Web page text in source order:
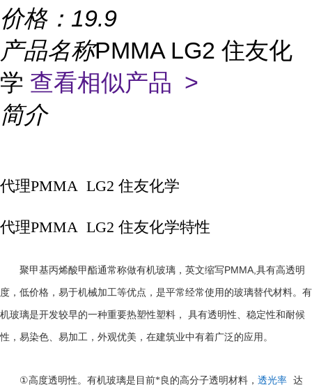
价格： 19.9
产品名称PMMA LG2 住友化
学 查看相似产品 >
简介
代理PMMA LG2 住友化学
代理PMMA LG2 住友化学特性
聚甲基丙烯酸甲酯通常称做有机玻璃，英文缩写PMMA, 具有高透明
度，低价格，易于机械加工等优点，是平常经常使用的玻璃替代材料。有
机玻璃是开发较早的一种重要热塑性塑料， 具有透明性、稳定性和耐候
性，易染色、易加工，外观优美，在建筑业中有着广泛的应用。
①高度透明性。有机玻璃是目前*良的高分子透明材料， 透光率 达